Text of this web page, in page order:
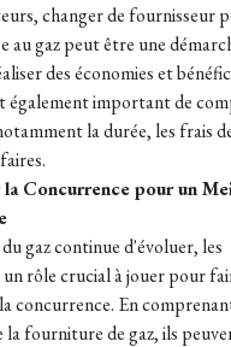
changer de fournisseur
au gaz peut être une
des économies et
également important de
la durée, les frais
Concurrence pour un
gaz continue d'évoluer, les
rôle crucial à jouer pour
concurrence. En
la fourniture de gaz, ils